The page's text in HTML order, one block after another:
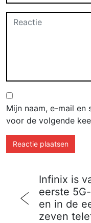
Mijn naam, e-mail en
voor de volgende
Infinix is
eerste
en in de
zeven